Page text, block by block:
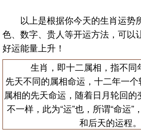
以上是根据你今天的生肖运势
色、数字、贵人等开运方法，可以
好运能量上升！
生肖，即十二属相，指不同
先天不同的属相命运，十二年一个
属相的先天命运，随着日月轮回
不一样，此为“运”也，所谓“命运”
和后天的运程。